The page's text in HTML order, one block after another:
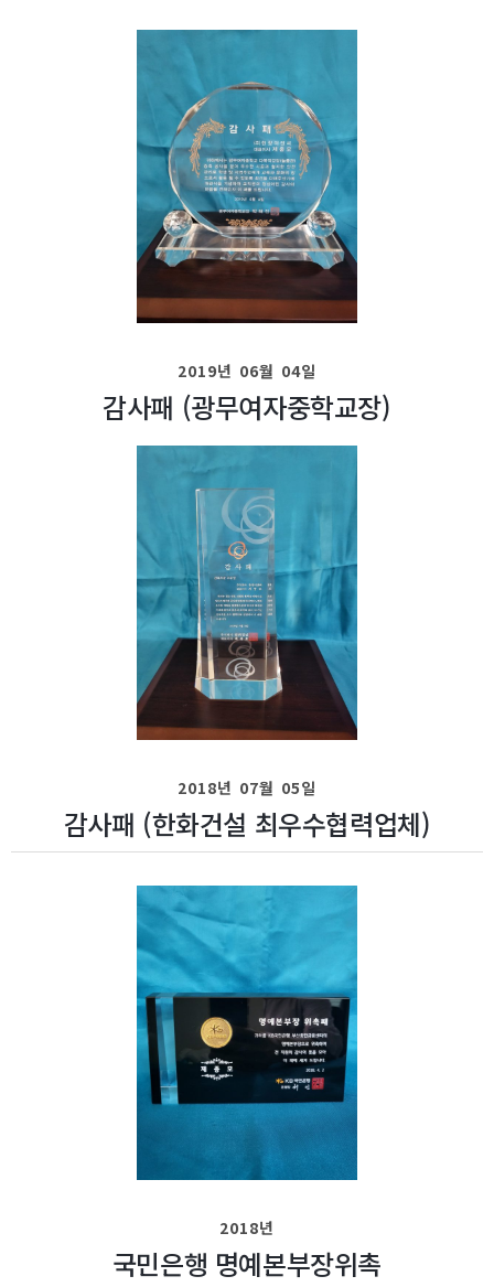
2019년 06월 04일
감사패 (광무여자중학교장)
2018년 07월 05일
감사패 (한화건설 최우수협력업체)
2018년
국민은행 명예본부장위촉